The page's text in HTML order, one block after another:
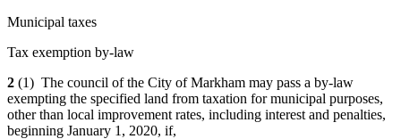
Municipal taxes
Tax exemption by-law
2 (1) The council of the City of Markham may pass a by-law
exempting the specified land from taxation for municipal purposes,
other than local improvement rates, including interest and penalties,
beginning January 1, 2020, if,